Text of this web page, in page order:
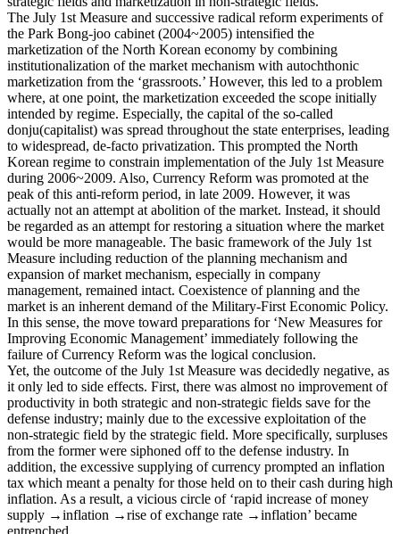
The July 1st Measure and successive radical reform experiments of
the Park Bong-joo cabinet (2004~2005) intensified the
marketization of the North Korean economy by combining
institutionalization of the market mechanism with autochthonic
marketization from the ‘grassroots.’ However, this led to a problem
where, at one point, the marketization exceeded the scope initially
intended by regime. Especially, the capital of the so-called
donju(capitalist) was spread throughout the state enterprises, leading
to widespread, de-facto privatization. This prompted the North
Korean regime to constrain implementation of the July 1st Measure
during 2006~2009. Also, Currency Reform was promoted at the
peak of this anti-reform period, in late 2009. However, it was
actually not an attempt at abolition of the market. Instead, it should
be regarded as an attempt for restoring a situation where the market
would be more manageable. The basic framework of the July 1st
Measure including reduction of the planning mechanism and
expansion of market mechanism, especially in company
management, remained intact. Coexistence of planning and the
market is an inherent demand of the Military-First Economic Policy.
In this sense, the move toward preparations for ‘New Measures for
Improving Economic Management’ immediately following the
failure of Currency Reform was the logical conclusion.
Yet, the outcome of the July 1st Measure was decidedly negative, as
it only led to side effects. First, there was almost no improvement of
productivity in both strategic and non-strategic fields save for the
defense industry; mainly due to the excessive exploitation of the
non-strategic field by the strategic field. More specifically, surpluses
from the former were siphoned off to the defense industry. In
addition, the excessive supplying of currency prompted an inflation
tax which meant a penalty for those held on to their cash during high
inflation. As a result, a vicious circle of ‘rapid increase of money
supply →inflation →rise of exchange rate →inflation’ became